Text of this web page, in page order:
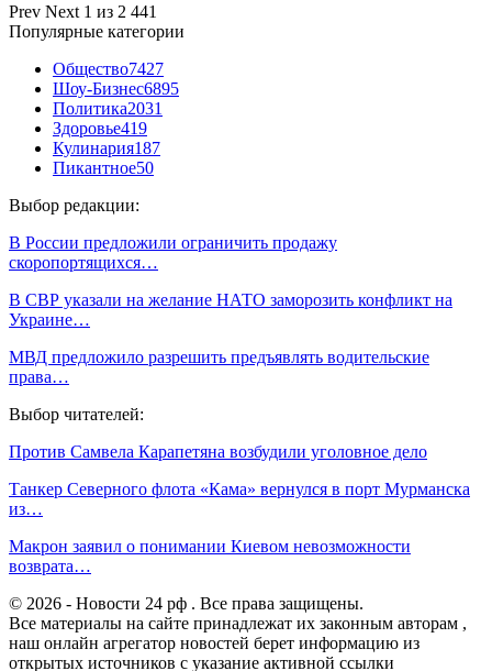
Prev Next 1 из 2 441
Популярные категории
Общество7427
Шоу-Бизнес6895
Политика2031
Здоровье419
Кулинария187
Пикантное50
Выбор редакции:
В России предложили ограничить продажу
скоропортящихся…
В СВР указали на желание НАТО заморозить конфликт на
Украине…
МВД предложило разрешить предъявлять водительские
права…
Выбор читателей:
Против Самвела Карапетяна возбудили уголовное дело
Танкер Северного флота «Кама» вернулся в порт Мурманска
из…
Макрон заявил о понимании Киевом невозможности
возврата…
© 2026 - Новости 24 рф . Все права защищены.
Все материалы на сайте принадлежат их законным авторам ,
наш онлайн агрегатор новостей берет информацию из
открытых источников с указание активной ссылки